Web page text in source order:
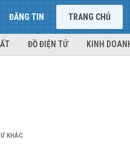
ĐĂNG TIN TRANG CHỦ
ĐỒ ĐIỆN TỬ KINH
KHÁC